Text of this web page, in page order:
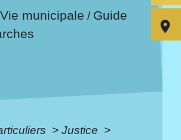
Vie municipale / Guide
> Justice >
room